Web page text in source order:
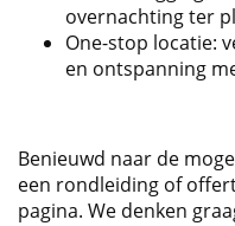
overnachting ter
One-stop locatie:
en ontspanning
Benieuwd naar de
een rondleiding of
pagina. We denken